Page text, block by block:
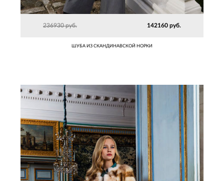
ШУБА ИЗ СКАНДИНАВСКОЙ НОРКИ
236930 руб. 142160 руб.